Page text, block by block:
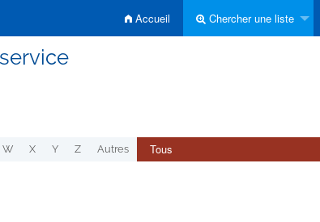
Accueil Chercher une liste
W X Y Z Autres Tous